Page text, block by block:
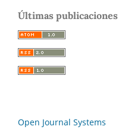
Últimas publicaciones
Open Journal Systems